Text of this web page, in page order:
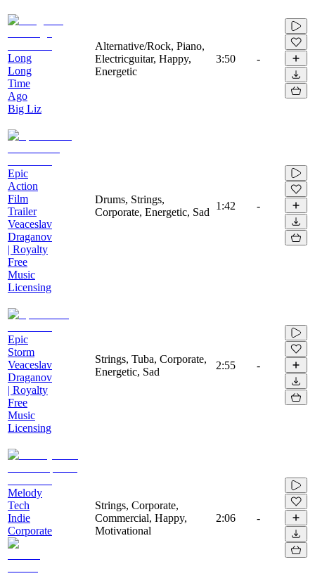
Long
Long
Time
Ago
Big Liz
Alternative/Rock, Piano,
Electricguitar, Happy,
Energetic
3:50 -
Epic
Action
Film
Trailer
Veaceslav
Draganov
| Royalty
Free
Music
Licensing
Drums, Strings,
Corporate, Energetic, Sad
1:42 -
Epic
Storm
Veaceslav
Draganov
| Royalty
Free
Music
Licensing
Strings, Tuba, Corporate,
Energetic, Sad
2:55 -
Melody
Tech
Indie
Corporate
Strings, Corporate,
Commercial, Happy,
Motivational
2:06 -